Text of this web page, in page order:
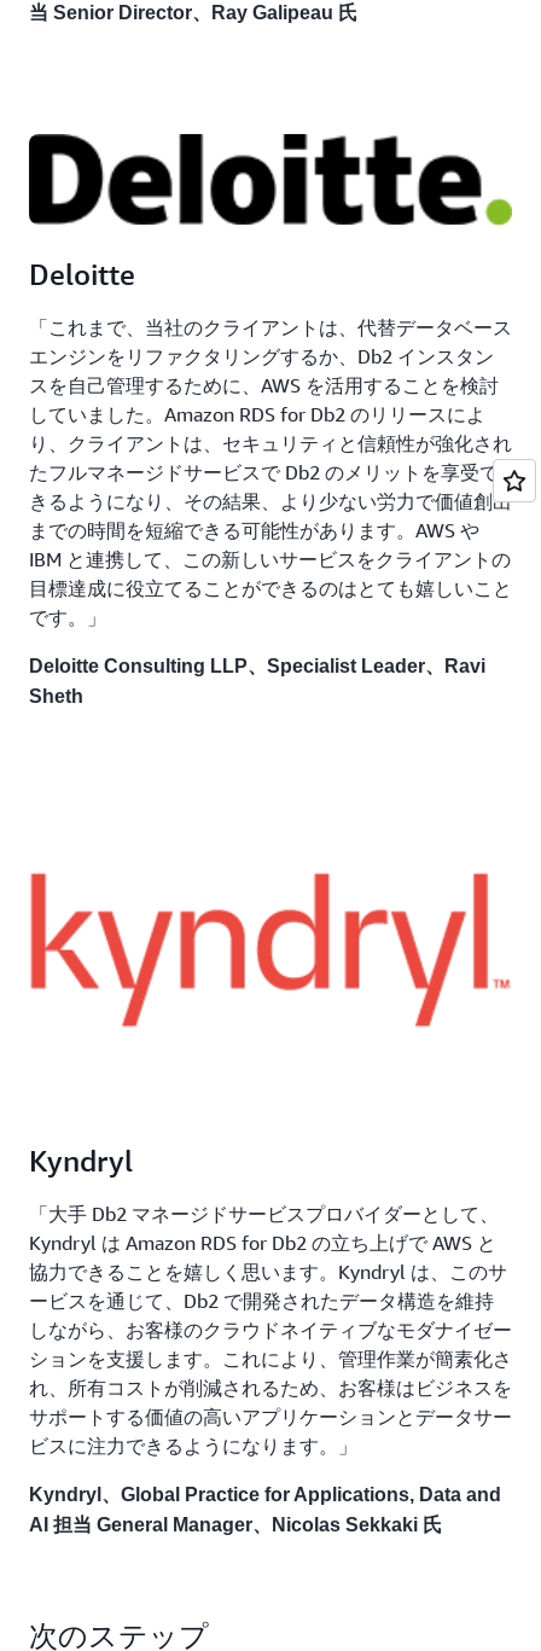
当 Senior Director、Ray Galipeau 氏
Deloitte
「これまで、当社のクライアントは、代替データベース
エンジンをリファクタリングするか、Db2 インスタン
スを自己管理するために、AWS を活用することを検討
していました。Amazon RDS for Db2 のリリースによ
り、クライアントは、セキュリティと信頼性が強化され
たフルマネージドサービスで Db2 のメリットを享受で
きるようになり、その結果、より少ない労力で価値創出
までの時間を短縮できる可能性があります。AWS や
IBM と連携して、この新しいサービスをクライアントの
目標達成に役立てることができるのはとても嬉しいこと
です。」
Deloitte Consulting LLP、Specialist Leader、Ravi
Sheth
Kyndryl
「大手 Db2 マネージドサービスプロバイダーとして、
Kyndryl は Amazon RDS for Db2 の立ち上げで AWS と
協力できることを嬉しく思います。Kyndryl は、このサ
ービスを通じて、Db2 で開発されたデータ構造を維持
しながら、お客様のクラウドネイティブなモダナイゼー
ションを支援します。これにより、管理作業が簡素化さ
れ、所有コストが削減されるため、お客様はビジネスを
サポートする価値の高いアプリケーションとデータサー
ビスに注力できるようになります。」
Kyndryl、Global Practice for Applications, Data and
AI 担当 General Manager、Nicolas Sekkaki 氏
次のステップ